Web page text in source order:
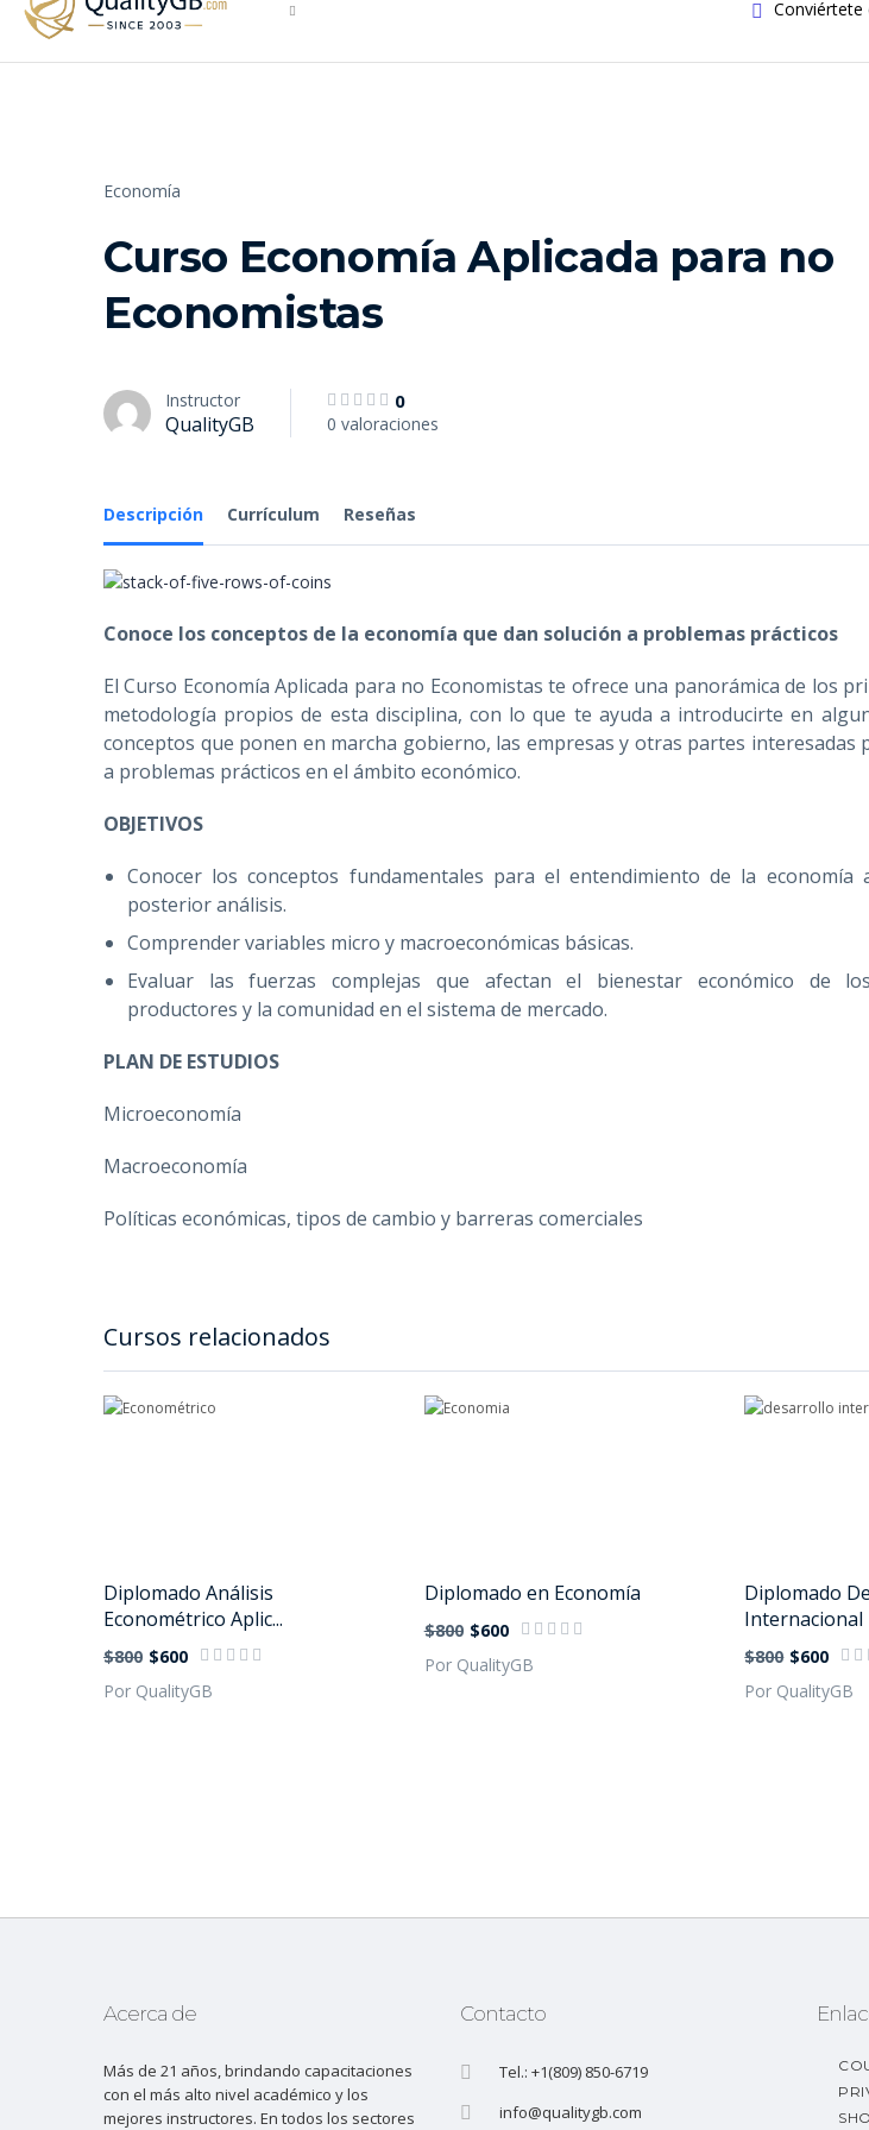
Inglés
Economía
Curso Economía Aplicada para no
Economistas
Instructor
QualityGB
0
0 valoraciones
Descripción Currículum Reseñas
Conoce los conceptos de la economía que dan solución a problemas prácticos
El Curso Economía Aplicada para no Economistas te ofrece una panorámica de los
metodología propios de esta disciplina, con lo que te ayuda a introducirte en
conceptos que ponen en marcha gobierno, las empresas y otras partes interesadas
a problemas prácticos en el ámbito económico.
OBJETIVOS
Conocer los conceptos fundamentales para el entendimiento de la economía
posterior análisis.
Comprender variables micro y macroeconómicas básicas.
Evaluar las fuerzas complejas que afectan el bienestar económico de
productores y la comunidad en el sistema de mercado.
PLAN DE ESTUDIOS
Microeconomía
Macroeconomía
Políticas económicas, tipos de cambio y barreras comerciales
Cursos relacionados
Diplomado Análisis
Econométrico Aplic...
$800 $600
Por QualityGB
Diplomado en Economía
$800 $600
Por QualityGB
Diplomado
Internacional
$800 $600
Por QualityGB
Acerca de
Más de 21 años, brindando capacitaciones
con el más alto nivel académico y los
mejores instructores. En todos los sectores
Contacto
Tel.: +1(809) 850-6719
info@qualitygb.com